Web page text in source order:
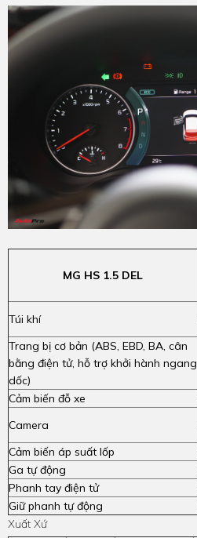
MG HS 1.5 DEL
Túi khí
Trang bị cơ bản (ABS, EBD, BA, cân
bằng điện tử, hỗ trợ khởi hành ngang
dốc)
Cảm biến đỗ xe
Camera
Cảm biến áp suất lốp
Ga tự động
Phanh tay điện tử
Giữ phanh tự động
Xuất Xứ